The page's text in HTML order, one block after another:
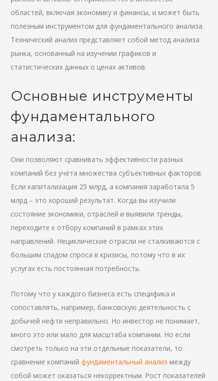
областей, включая экономику и финансы, и может быть
полезным инструментом для фундаментального анализа.
Технический анализ представляет собой метод анализа
рынка, основанный на изучении графиков и
статистических данных о ценах активов.
Основные инструменты
фундаментального
анализа:
Они позволяют сравнивать эффективности разных
компаний без учёта множества субъективных факторов.
Если капитализация 25 млрд, а компания заработала 5
млрд – это хороший результат. Когда вы изучили
состояние экономики, отраслей и выявили тренды,
переходите к отбору компаний в рамках этих
направлений. Нециклические отрасли не сталкиваются с
большим спадом спроса в кризисы, потому что в их
услугах есть постоянная потребность.
Потому что у каждого бизнеса есть специфика и
сопоставлять, например, банковскую деятельность с
добычей нефти неправильно. Но инвестор не понимает,
много это или мало для масштаба компании. Но если
смотреть только на эти отдельные показатели, то
сравнение компанийфундаментальный анализ между
собой может оказаться некорректным. Рост показателей